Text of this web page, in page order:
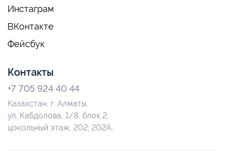
Инстаграм
ВКонтакте
Фейсбук
Контакты
+7 705 924 40 44
Казахстан, г. Алматы,
ул. Кабдолова, 1/8, блок 2,
цокольный этаж, 202; 202А.